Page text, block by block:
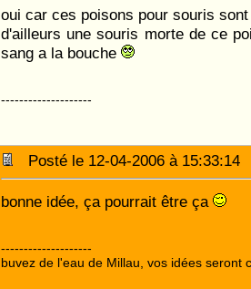
oui car ces poisons pour souris
d'ailleurs une souris morte de ce
sang a la bouche
--------------------
Posté le 12-04-2006 à
bonne idée, ça pourrait être ça
--------------------
buvez de l'eau de Millau, vos idées seront